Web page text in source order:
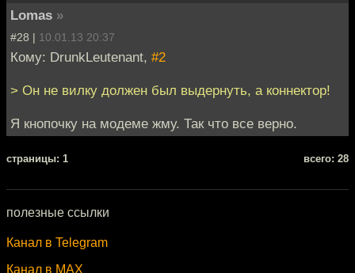
Lomas »
#28 | 10.01.13 20:37
Кому: DrunkLeutenant, #2
> Он не вилку должен был выдернуть, а коннектор!
Я кнопочку на модеме жму. Так что все верно.
cтраницы: 1 всего: 28
полезные ссылки
Канал в Telegram
Канал в MAX